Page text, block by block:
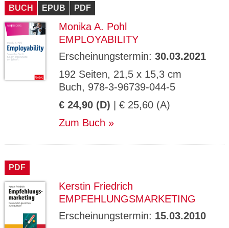
BUCH EPUB PDF
Monika A. Pohl
EMPLOYABILITY
Erscheinungstermin: 30.03.2021
192 Seiten, 21,5 x 15,3 cm
Buch, 978-3-96739-044-5
€ 24,90 (D) | € 25,60 (A)
Zum Buch
PDF
Kerstin Friedrich
EMPFEHLUNGSMARKETING
Erscheinungstermin: 15.03.2010